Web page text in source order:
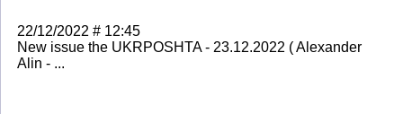
22/12/2022 # 12:45
New issue the UKRPOSHTA - 23.12.2022 ( Alexander
Alin - ...